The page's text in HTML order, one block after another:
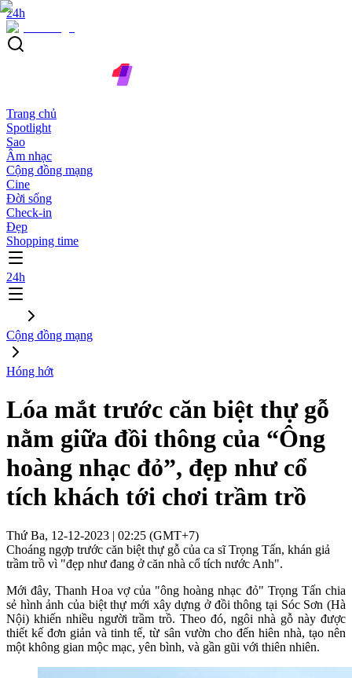
24h
Trang chủ
Spotlight
Sao
Âm nhạc
Cộng đồng mạng
Cine
Đời sống
Check-in
Đẹp
Shopping time
24h
Cộng đồng mạng
Hóng hớt
Lóa mắt trước căn biệt thự gỗ
nằm giữa đồi thông của “Ông
hoàng nhạc đỏ”, đẹp như cổ
tích khách tới chơi trầm trồ
Thứ Ba, 12-12-2023 | 02:25 (GMT+7)
Choáng ngợp trước căn biệt thự gỗ của ca sĩ Trọng Tấn, khán giả
trầm trồ vì "đẹp như đang ở căn nhà cổ tích nước Anh".
Mới đây, Thanh Hoa vợ của "ông hoàng nhạc đỏ" Trọng Tấn chia
sẻ hình ảnh của biệt thự mới xây dựng ở đồi thông tại Sóc Sơn (Hà
Nội) khiến nhiều người trầm trồ. Theo đó, ngôi nhà gỗ này được
thiết kế đơn giản và tinh tế, từ sân vườn cho đến hiên nhà, tạo nên
một không gian mộc mạc, yên bình, và gần gũi với thiên nhiên.